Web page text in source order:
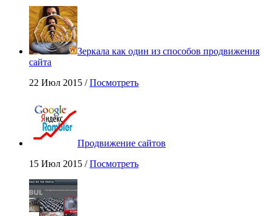
Зеркала как один из способов продвижения
сайта
22 Июл 2015 /Посмотреть
Продвижение сайтов
15 Июл 2015 /Посмотреть